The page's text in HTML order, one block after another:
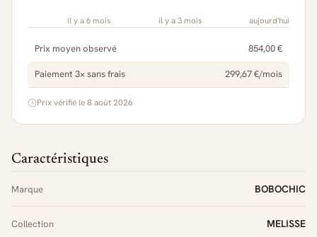
il y a 6 mois il y a 3 mois aujourd'hui
Prix moyen observé 854,00 €
Paiement 3× sans frais 299,67 €/mois
Prix vérifié le 8 août 2026
Caractéristiques
Marque BOBOCHIC
Collection MELISSE